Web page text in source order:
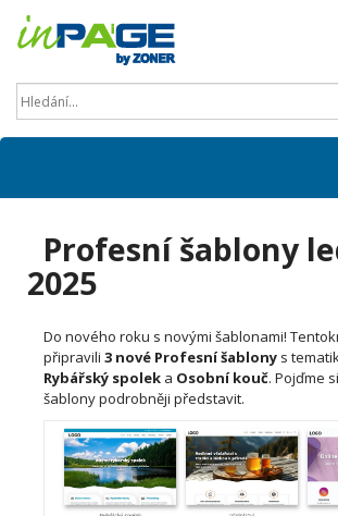
Profesní šablony
2025
Do nového roku s novými šablonami!
připravili 3 nové Profesní šablony s
Rybářský spolek a Osobní kouč. Pojďme
šablony podrobněji představit.